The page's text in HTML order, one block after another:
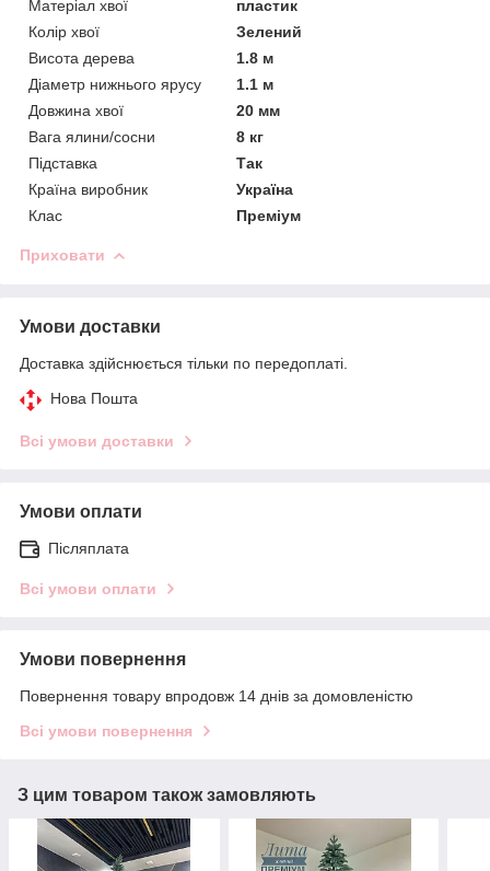
Матеріал хвої
пластик
Колір хвої
Зелений
Висота дерева
1.8 м
Діаметр нижнього ярусу
1.1 м
Довжина хвої
20 мм
Вага ялини/сосни
8 кг
Підставка
Так
Країна виробник
Україна
Клас
Преміум
Приховати
Умови доставки
Доставка здійснюється тільки по передоплаті.
Нова Пошта
Всі умови доставки
Умови оплати
Післяплата
Всі умови оплати
Умови повернення
Повернення товару впродовж 14 днів за домовленістю
Всі умови повернення
З цим товаром також замовляють